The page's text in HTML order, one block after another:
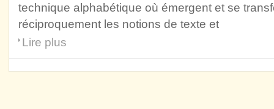
technique alphabétique où émergent et se
réciproquement les notions de texte et
Lire plus